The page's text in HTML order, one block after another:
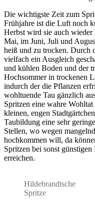
Die wichtigste Zeit zum
Frühjahre ist die Luft noch
Herbst wird sie auch
Mai, im Juni, Juli und
heiß und zu trocken. Durch
vielfach ein Ausgleich
und kühlen Boden und der
Hochsommer in trockenen
indurch der die Pflanzen
wohltuende Tau gänzlich
Spritzen eine wahre
kleinen, engen
Taubildung eine sehr
Stellen, wo wegen
hochkommen will, da
Spritzen bei sonst
erreichen.
Hildebrandtsche
Spritze